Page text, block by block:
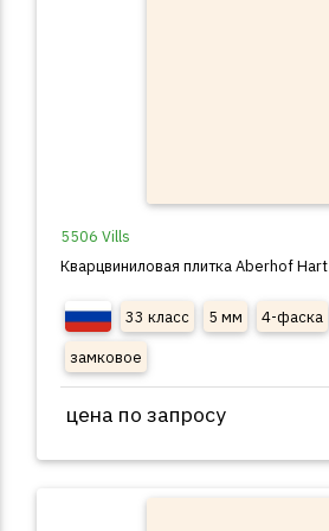
5506 Vills
Кварцвиниловая плитка Aberhof Hart
33 класс 5 мм 4-фаска
замковое
цена по запросу